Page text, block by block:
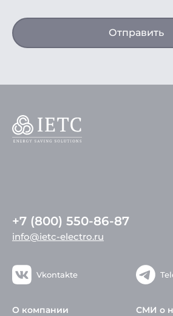
Отправить
+7 (800) 550-86-87
info@ietc-electro.ru
Vkontakte
О компании СМИ о